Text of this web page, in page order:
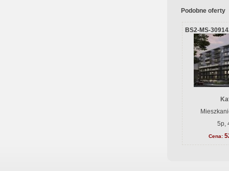
Podobne oferty
BS2-MS-
5p,
Cena: